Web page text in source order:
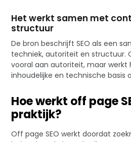
Het werkt samen met
structuur
De bron beschrijft SEO als een
techniek, autoriteit en structuur.
vooral aan autoriteit, maar werkt
inhoudelijke en technische basis
Hoe werkt off page
praktijk?
Off page SEO werkt doordat